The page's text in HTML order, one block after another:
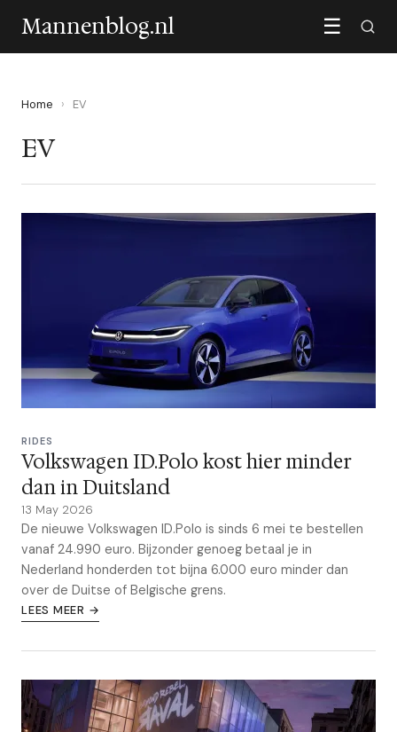
Mannenblog.nl ☰
Home › EV
EV
RIDES
Volkswagen ID.Polo kost hier minder
dan in Duitsland
13 May 2026
De nieuwe Volkswagen ID.Polo is sinds 6 mei te bestellen
vanaf 24.990 euro. Bijzonder genoeg betaal je in
Nederland honderden tot bijna 6.000 euro minder dan
over de Duitse of Belgische grens.
LEES MEER →